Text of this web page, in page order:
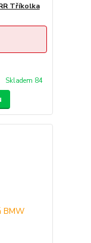
Tříkolka
Skladem 84